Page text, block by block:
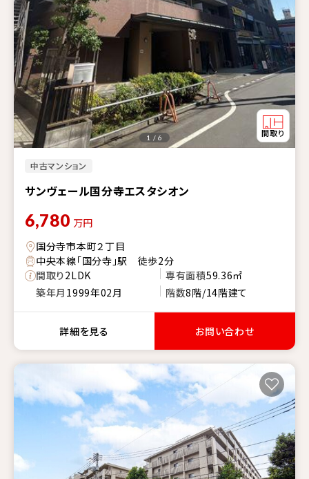
中古マンション
サンヴェール国分寺エスタシオン
1 / 6
6,780 万円
国分寺市本町２丁目
中央本線「国分寺」駅 徒歩2分
間取り2LDK 専有面積59.36㎡
築年月 1999年02月 階数8階/14階建て
詳細を見る お問い合わせ